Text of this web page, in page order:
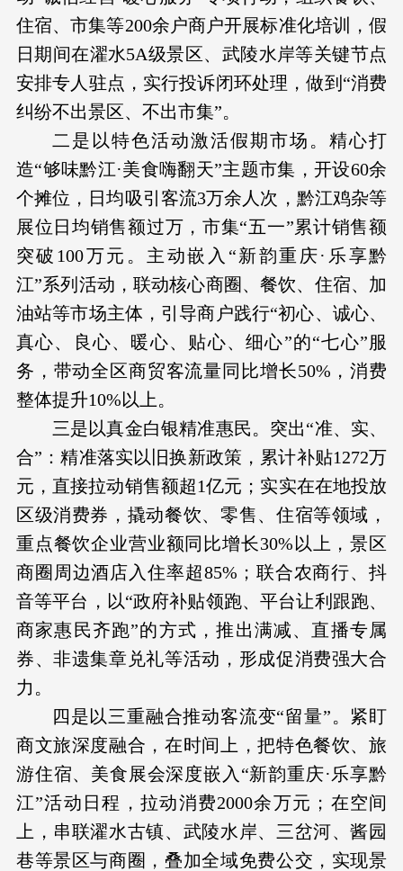
住宿、市集等200余户商户开展标准化培训，假
日期间在濯水5A级景区、武陵水岸等关键节点
安排专人驻点，实行投诉闭环处理，做到“消费
纠纷不出景区、不出市集”。
二是以特色活动激活假期市场。精心打
造“够味黔江·美食嗨翻天”主题市集，开设60余
个摊位，日均吸引客流3万余人次，黔江鸡杂等
展位日均销售额过万，市集“五一”累计销售额
突破100万元。主动嵌入“新韵重庆·乐享黔
江”系列活动，联动核心商圈、餐饮、住宿、加
油站等市场主体，引导商户践行“初心、诚心、
真心、良心、暖心、贴心、细心”的“七心”服
务，带动全区商贸客流量同比增长50%，消费
整体提升10%以上。
三是以真金白银精准惠民。突出“准、实、
合”：精准落实以旧换新政策，累计补贴1272万
元，直接拉动销售额超1亿元；实实在在地投放
区级消费券，撬动餐饮、零售、住宿等领域，
重点餐饮企业营业额同比增长30%以上，景区
商圈周边酒店入住率超85%；联合农商行、抖
音等平台，以“政府补贴领跑、平台让利跟跑、
商家惠民齐跑”的方式，推出满减、直播专属
券、非遗集章兑礼等活动，形成促消费强大合
力。
四是以三重融合推动客流变“留量”。紧盯
商文旅深度融合，在时间上，把特色餐饮、旅
游住宿、美食展会深度嵌入“新韵重庆·乐享黔
江”活动日程，拉动消费2000余万元；在空间
上，串联濯水古镇、武陵水岸、三岔河、酱园
巷等景区与商圈，叠加全域免费公交，实现景